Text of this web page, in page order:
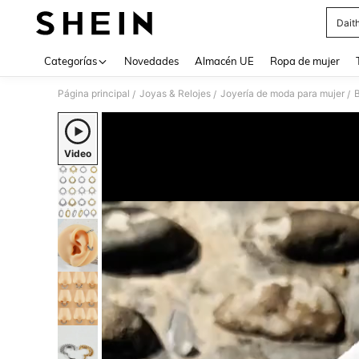
Categorías Novedades Almacén UE Ropa de mujer
Página principal / Joyas & Relojes / Joyería de moda para mujer /
Video